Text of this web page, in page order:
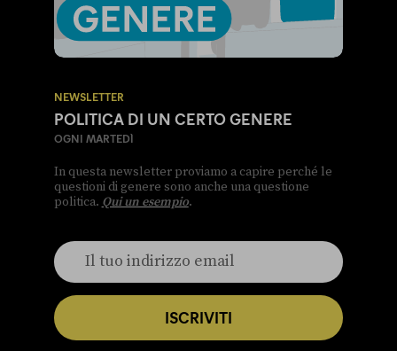
NEWSLETTER
POLITICA DI UN CERTO GENERE
OGNI MARTEDÌ
In questa newsletter proviamo a capire perché le
questioni di genere sono anche una questione
politica. Qui un esempio.
ISCRIVITI